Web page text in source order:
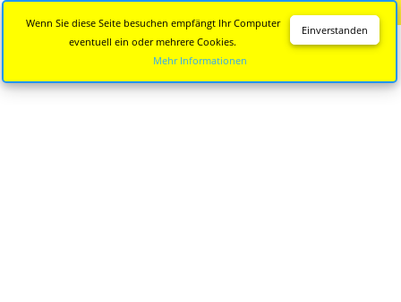
Einverstanden
Wenn Sie diese Seite besuchen empfängt Ihr Computer
eventuell ein oder mehrere Cookies.
Mehr Informationen